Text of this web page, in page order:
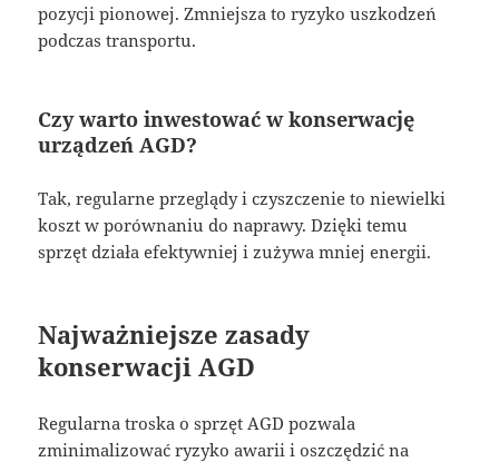
pozycji pionowej. Zmniejsza to ryzyko uszkodzeń
podczas transportu.
Czy warto inwestować w konserwację
urządzeń AGD?
Tak, regularne przeglądy i czyszczenie to niewielki
koszt w porównaniu do naprawy. Dzięki temu
sprzęt działa efektywniej i zużywa mniej energii.
Najważniejsze zasady
konserwacji AGD
Regularna troska o sprzęt AGD pozwala
zminimalizować ryzyko awarii i oszczędzić na